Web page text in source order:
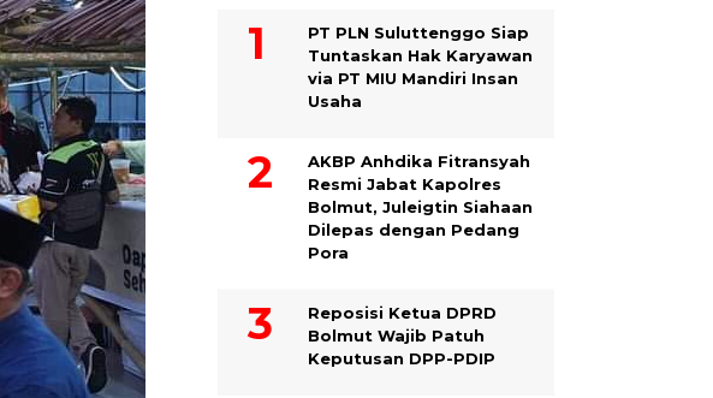
PT PLN Suluttenggo Siap
Tuntaskan Hak Karyawan
via PT MIU Mandiri Insan
Usaha
AKBP Anhdika Fitransyah
Resmi Jabat Kapolres
Bolmut, Juleigtin Siahaan
Dilepas dengan Pedang
Pora
Reposisi Ketua DPRD
Bolmut Wajib Patuh
Keputusan DPP-PDIP